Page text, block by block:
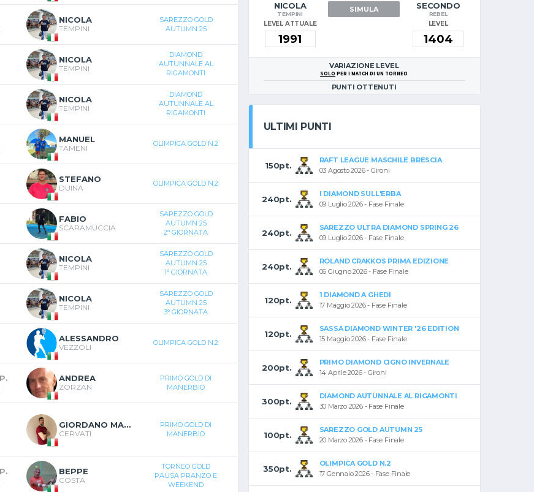
NICOLA
TEMPINI
SAREZZO GOLD
AUTUMN 25
NICOLA
TEMPINI
DIAMOND
AUTUNNALE AL
RIGAMONTI
NICOLA
TEMPINI
DIAMOND
AUTUNNALE AL
RIGAMONTI
MANUEL
TAMENI OLIMPICA GOLD N.2
STEFANO
DUINA OLIMPICA GOLD N.2
FABIO
SCARAMUCCIA
SAREZZO GOLD
AUTUMN 25
2° GIORNATA
NICOLA
TEMPINI
SAREZZO GOLD
AUTUMN 25
1° GIORNATA
NICOLA
TEMPINI
SAREZZO GOLD
AUTUMN 25
3° GIORNATA
ALESSANDRO
VEZZOLI OLIMPICA GOLD N.2
ANDREA
ZORZAN
PRIMO GOLD DI
MANERBIO
GIORDANO MARIA
CERVATI
PRIMO GOLD DI
MANERBIO
BEPPE
COSTA
TORNEO GOLD
PAUSA PRANZO E
WEEKEND
NICOLA
TEMPINI
LEVEL ATTUALE
SIMULA SECONDO
REBEL
LEVEL
VARIAZIONE LEVEL
SOLO PER I MATCH DI UN TORNEO
PUNTI OTTENUTI
ULTIMI PUNTI
150pt.
RAFT LEAGUE MASCHILE BRESCIA
03 Agosto 2026 - Gironi
240pt.
I DIAMOND SULL'ERBA
09 Luglio 2026 - Fase Finale
240pt.
SAREZZO ULTRA DIAMOND SPRING 26
09 Luglio 2026 - Fase Finale
240pt.
ROLAND CRAKKOS PRIMA EDIZIONE
06 Giugno 2026 - Fase Finale
120pt.
1 DIAMOND A GHEDI
17 Maggio 2026 - Fase Finale
120pt.
SASSA DIAMOND WINTER '26 EDITION
15 Maggio 2026 - Fase Finale
200pt.
PRIMO DIAMOND CIGNO INVERNALE
14 Aprile 2026 - Gironi
300pt.
DIAMOND AUTUNNALE AL RIGAMONTI
30 Marzo 2026 - Fase Finale
100pt.
SAREZZO GOLD AUTUMN 25
20 Marzo 2026 - Fase Finale
350pt.
OLIMPICA GOLD N.2
17 Gennaio 2026 - Fase Finale